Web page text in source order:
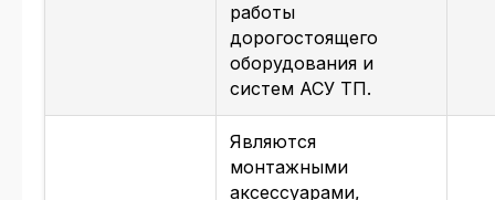
работы
дорогостоящего
оборудования и
систем АСУ ТП.
Являются
монтажными
аксессуарами,